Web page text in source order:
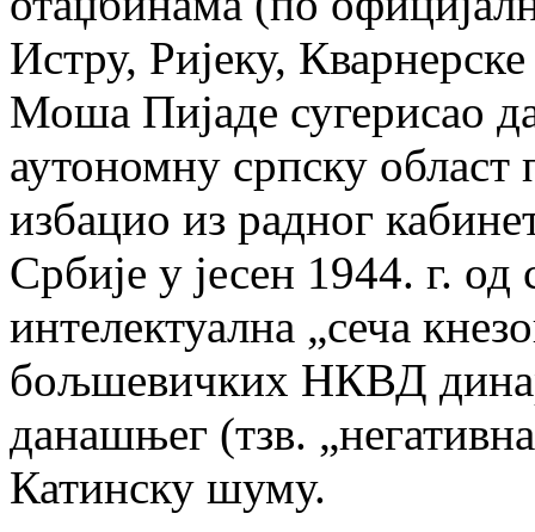
Истру, Ријеку,
Моша Пијаде сугерисао
аутономну српску
избацио из радног
Србије у јесен 1944. г.
интелектуална „сеча
бољшевичких НКВД
данашњег (тзв.
Катинску шуму.